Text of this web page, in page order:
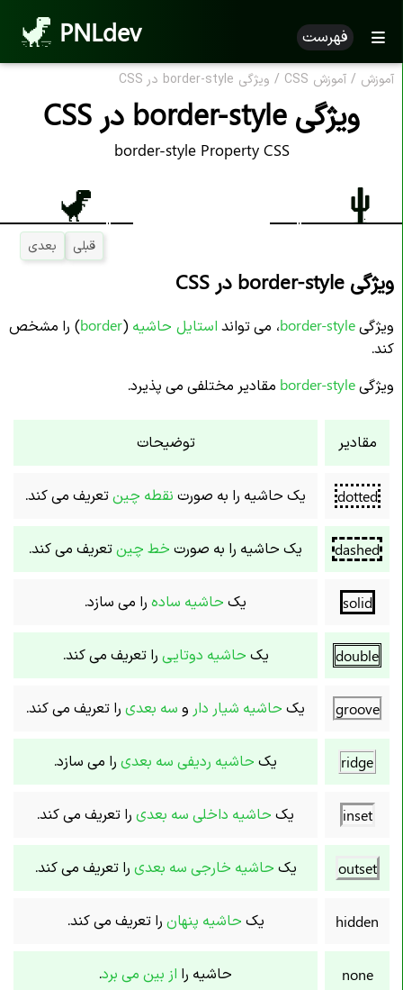
PNLdev فهرست
آموزش / آموزش CSS / ویژگی border-style در CSS
ویژگی border-style در CSS
border-style Property CSS
قبلی بعدی
ویژگی border-style در CSS
ویژگیborder-style، می تواند استایل حاشیه (
border) را مشخص
کند.
ویژگی border-style مقادیر مختلفی می پذیرد.
مقادیر توضیحات
dotted یک حاشیه را به صورت نقطه چین تعریف می کند.
dashed یک حاشیه را به صورت خط چین تعریف می کند.
solid یک حاشیه ساده را می سازد.
double یک حاشیه دوتایی را تعریف می کند.
groove یک حاشیه شیار دار و سه بعدی را تعریف می کند.
ridge یک حاشیه ردیفی سه بعدی را می سازد.
inset یک حاشیه داخلی سه بعدی را تعریف می کند.
outset یک حاشیه خارجی سه بعدی را تعریف می کند.
hidden یک حاشیه پنهان را تعریف می کند.
none حاشیه را از بین می برد.